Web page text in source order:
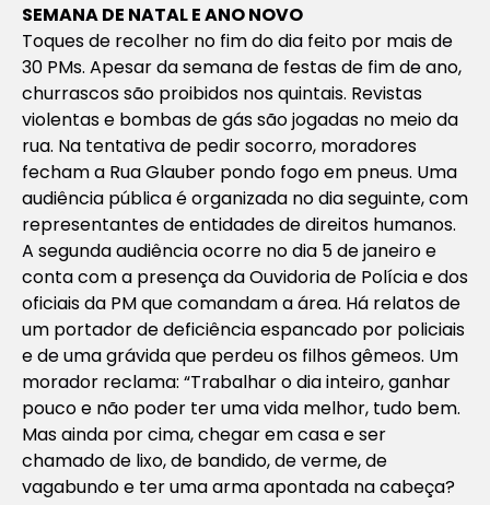
SEMANA DE NATAL E ANO NOVO
Toques de recolher no fim do dia feito por mais de
30 PMs. Apesar da semana de festas de fim de ano,
churrascos são proibidos nos quintais. Revistas
violentas e bombas de gás são jogadas no meio da
rua. Na tentativa de pedir socorro, moradores
fecham a Rua Glauber pondo fogo em pneus. Uma
audiência pública é organizada no dia seguinte, com
representantes de entidades de direitos humanos.
A segunda audiência ocorre no dia 5 de janeiro e
conta com a presença da Ouvidoria de Polícia e dos
oficiais da PM que comandam a área. Há relatos de
um portador de deficiência espancado por policiais
e de uma grávida que perdeu os filhos gêmeos. Um
morador reclama: “Trabalhar o dia inteiro, ganhar
pouco e não poder ter uma vida melhor, tudo bem.
Mas ainda por cima, chegar em casa e ser
chamado de lixo, de bandido, de verme, de
vagabundo e ter uma arma apontada na cabeça?